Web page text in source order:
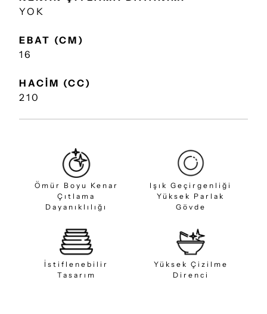
YOK
EBAT (CM)
16
HACİM (CC)
210
Ömür Boyu Kenar
Çıtlama
Dayanıklılığı
Işık Geçirgenliği
Yüksek Parlak
Gövde
İstiflenebilir
Tasarım
Yüksek Çizilme
Direnci